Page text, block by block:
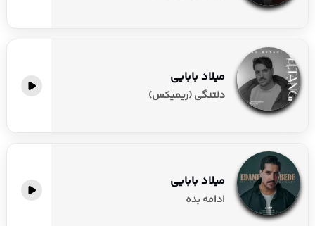
میلاد بابایی
دلتنگی (ریمیکس)
میلاد بابایی
ادامه بده